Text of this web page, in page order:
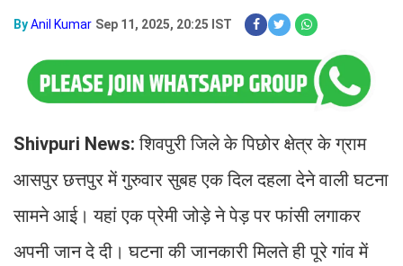
ByAnil Kumar Sep 11, 2025, 20:25 IST
Shivpuri News:शिवपुरी जिले के पिछोर क्षेत्र के ग्राम
आसपुर छत्तपुर में गुरुवार सुबह एक दिल दहला देने वाली घटना
सामने आई। यहां एक प्रेमी जोड़े ने पेड़ पर फांसी लगाकर
अपनी जान दे दी। घटना की जानकारी मिलते ही पूरे गांव में